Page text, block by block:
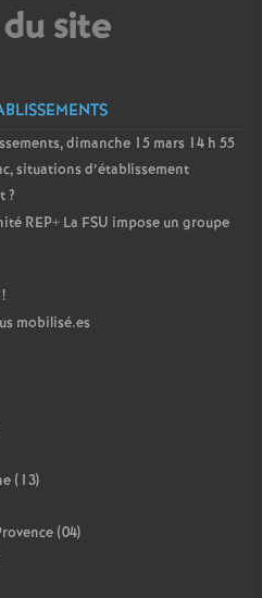
T
o
u
site
dimanche 15 mars 14 h 55
situations d’établissement
?
REP+ La FSU impose un groupe
!
mobilisé.es
(13)
(04)